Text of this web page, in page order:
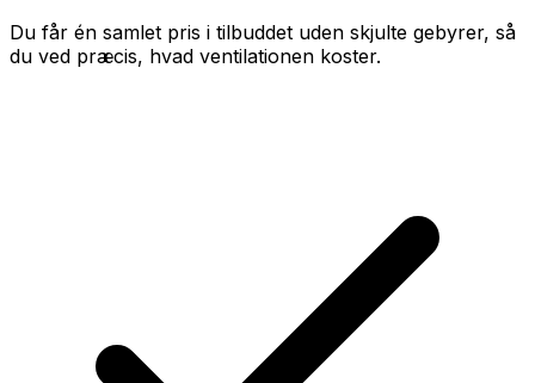
Du får én samlet pris i tilbuddet uden skjulte gebyrer, så
du ved præcis, hvad ventilationen koster.